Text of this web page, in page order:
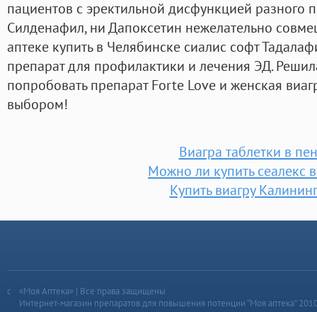
пациентов с эректильной дисфункцией разного
Силденафил, ни Дапоксетин нежелательно
аптеке купить в Челябинске сиалис софт
препарат для профилактики и лечения ЭД.
попробовать препарат Forte Love и женская
выбором!
Виагра таблетки в
Можно ли купить сеалекс
Купить виагру
«Моя Аптека» | Все права защищены
Интернет-магазин препаратов для повышения потенции “Моя аптека”